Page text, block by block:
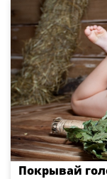
Покрывай